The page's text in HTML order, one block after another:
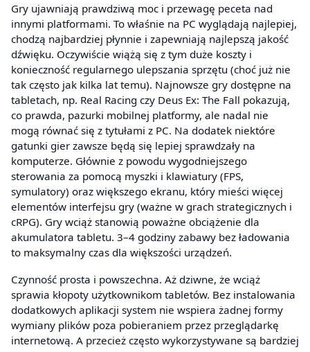
Gry ujawniają prawdziwą moc i przewagę peceta nad
innymi platformami. To właśnie na PC wyglądają najlepiej,
chodzą najbardziej płynnie i zapewniają najlepszą jakość
dźwięku. Oczywiście wiążą się z tym duże koszty i
konieczność regularnego ulepszania sprzętu (choć już nie
tak często jak kilka lat temu). Najnowsze gry dostępne na
tabletach, np. Real Racing czy Deus Ex: The Fall pokazują,
co prawda, pazurki mobilnej platformy, ale nadal nie
mogą równać się z tytułami z PC. Na dodatek niektóre
gatunki gier zawsze będą się lepiej sprawdzały na
komputerze. Głównie z powodu wygodniejszego
sterowania za pomocą myszki i klawiatury (FPS,
symulatory) oraz większego ekranu, który mieści więcej
elementów interfejsu gry (ważne w grach strategicznych i
cRPG). Gry wciąż stanowią poważne obciążenie dla
akumulatora tabletu. 3–4 godziny zabawy bez ładowania
to maksymalny czas dla większości urządzeń.
Czynność prosta i powszechna. Aż dziwne, że wciąż
sprawia kłopoty użytkownikom tabletów. Bez instalowania
dodatkowych aplikacji system nie wspiera żadnej formy
wymiany plików poza pobieraniem przez przeglądarkę
internetową. A przecież często wykorzystywane są bardziej